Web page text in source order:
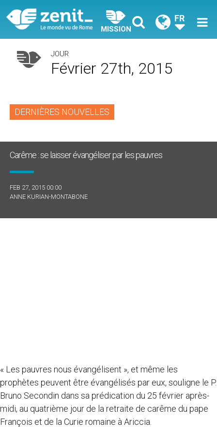
MISSION
FR
JOUR
Février 27th, 2015
DERNIÈRES NOUVELLES
Carême : se laisser évangéliser par les pauvres
FEB 27, 2015 00:00
ANNE KURIAN-MONTABONE
« Les pauvres nous évangélisent », et même les
prophètes peuvent être évangélisés par eux, souligne le P.
Bruno Secondin dans sa prédication du 25 février après-
midi, au quatrième jour de la retraite de carême du pape
François et de la Curie romaine à Ariccia.